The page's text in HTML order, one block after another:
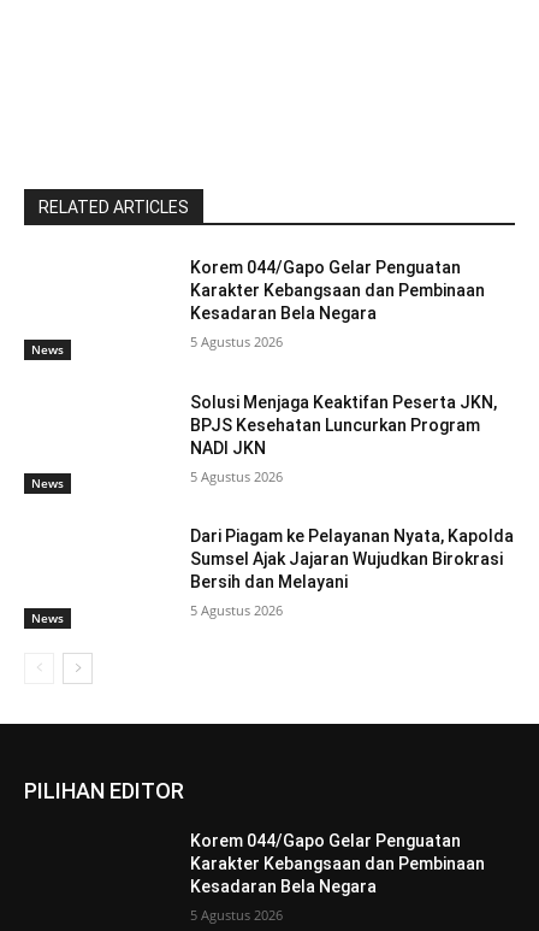
RELATED ARTICLES
News
Korem 044/Gapo Gelar Penguatan
Karakter Kebangsaan dan Pembinaan
Kesadaran Bela Negara
5 Agustus 2026
News
Solusi Menjaga Keaktifan Peserta JKN,
BPJS Kesehatan Luncurkan Program
NADI JKN
5 Agustus 2026
News
Dari Piagam ke Pelayanan Nyata, Kapolda
Sumsel Ajak Jajaran Wujudkan Birokrasi
Bersih dan Melayani
5 Agustus 2026
PILIHAN EDITOR
Korem 044/Gapo Gelar Penguatan
Karakter Kebangsaan dan Pembinaan
Kesadaran Bela Negara
5 Agustus 2026